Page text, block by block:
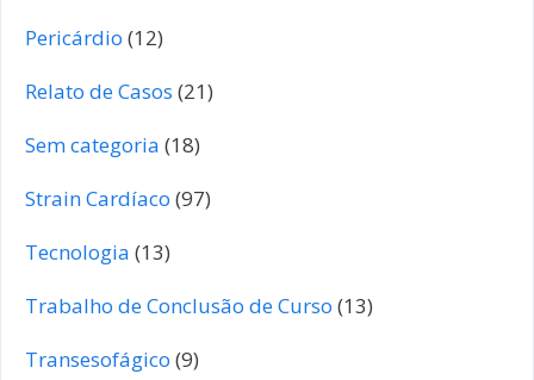
Pericárdio (12)
Relato de Casos (21)
Sem categoria (18)
Strain Cardíaco (97)
Tecnologia (13)
Trabalho de Conclusão de Curso (13)
Transesofágico (9)